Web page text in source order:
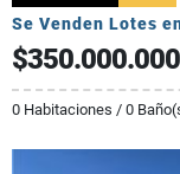
$350.000.000
0 Habitaciones / 0